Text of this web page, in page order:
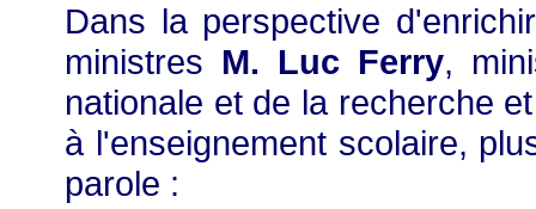
Dans la perspective
ministres M. Luc Ferry,
nationale et de la recherche
à l'enseignement scolaire,
parole :